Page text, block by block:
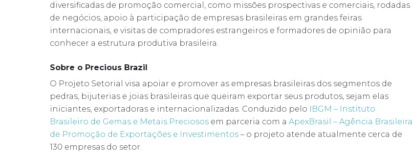
diversificadas de promoção comercial, como missões prospectivas e comerciais, rodadas
de negócios, apoio à participação de empresas brasileiras em grandes feiras
internacionais, e visitas de compradores estrangeiros e formadores de opinião para
conhecer a estrutura produtiva brasileira.
Sobre o Precious Brazil
O Projeto Setorial visa apoiar e promover as empresas brasileiras dos segmentos de
pedras, bijuterias e joias brasileiras que queiram exportar seus produtos, sejam elas
iniciantes, exportadoras e internacionalizadas. Conduzido pelo IBGM – Instituto
Brasileiro de Gemas e Metais Preciosos em parceria com a ApexBrasil – Agência Brasileira
de Promoção de Exportações e Investimentos – o projeto atende atualmente cerca de
130 empresas do setor.